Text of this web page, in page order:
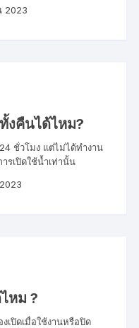
2023
งคืนได้ไหม?
ชั่วโมง แต่ไม่ได้ทำงาน
ารเปิดใช้น้ำเท่านั้น
หม ?
เปิดเมื่อใช้งานหรือปิด